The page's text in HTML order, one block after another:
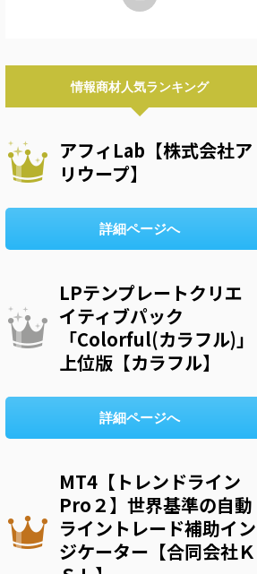
情報商材人気ランキング
アフィLab【株式会社ア
リウープ】
詳細ページへ
LPテンプレートクリエ
イティブパック
「Colorful(カラフル)」
上位版【カラフル】
詳細ページへ
MT4【トレンドライン
Pro２】世界基準の自動
ライントレード補助イン
ジケーター【合同会社Ｋ